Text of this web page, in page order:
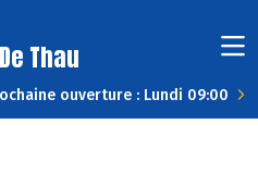
Thau
ouverture : Lundi 09:00